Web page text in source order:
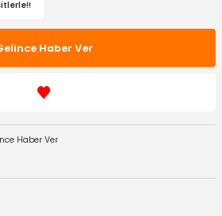
Haber Ver
Haber Ver